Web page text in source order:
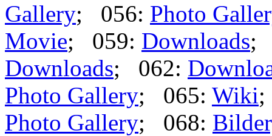
Gallery; 056: Photo
Movie; 059: Downloads;
Downloads; 062:
Photo Gallery; 065: Wiki
Photo Gallery; 068: